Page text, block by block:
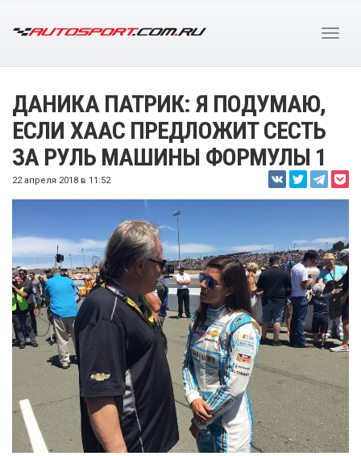
ДАНИКА ПАТРИК: Я ПОДУМАЮ,
ЕСЛИ ХААС ПРЕДЛОЖИТ СЕСТЬ
ЗА РУЛЬ МАШИНЫ ФОРМУЛЫ 1
22 апреля 2018 в 11:52